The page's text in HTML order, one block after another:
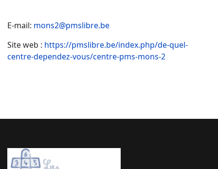
E-mail: mons2@pmslibre.be
Site web : https://pmslibre.be/index.php/de-quel-
centre-dependez-vous/centre-pms-mons-2